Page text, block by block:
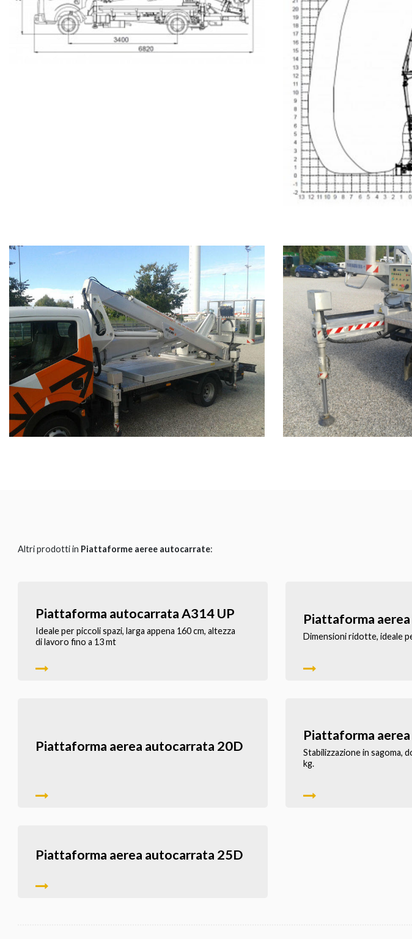
Altri prodotti in Piattaforme aeree autocarrate:
Piattaforma autocarrata A314 UP
Ideale per piccoli spazi, larga appena 160 cm, altezza
di lavoro fino a 13 mt
Piattaforma
Dimensioni ridotte, ideale
Piattaforma aerea autocarrata 20D
Piattaforma
Stabilizzazione in sagoma,
kg.
Piattaforma aerea autocarrata 25D